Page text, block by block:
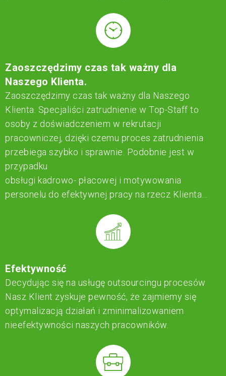
Zaoszczędzimy czas tak ważny dla
Naszego Klienta.
Zaoszczędzimy czas tak ważny dla Naszego
Klienta. Specjaliści zatrudnienie w Top-Staff to
osoby z doświadczeniem w rekrutacji
pracowniczej, dzięki czemu proces zatrudnienia
przebiega szybko i sprawnie. Podobnie jest w
przypadku
obsługi kadrowo- płacowej i motywowania
personelu do efektywnej pracy na rzecz Klienta…
Efektywność
Decydując się na usługę outsourcingu procesów
Nasz Klient zyskuje pewność, że zajmiemy się
optymalizacją działań i zminimalizowaniem
nieefektywności naszych pracowników.